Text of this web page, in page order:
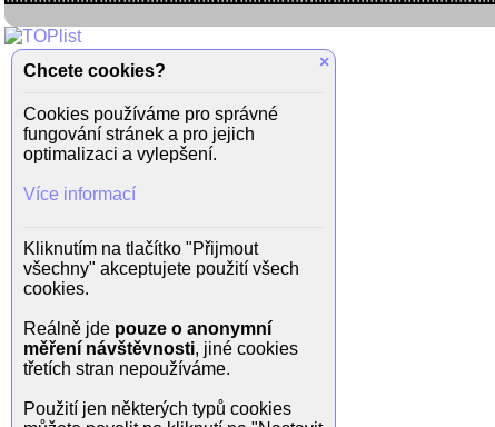
×
Chcete cookies?
Cookies používáme pro správné
fungování stránek a pro jejich
optimalizaci a vylepšení.
Více informací
Kliknutím na tlačítko "Přijmout
všechny" akceptujete použití všech
cookies.
Reálně jde pouze o anonymní
měření návštěvnosti, jiné cookies
třetích stran nepoužíváme.
Použití jen některých typů cookies